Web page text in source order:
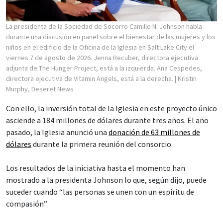
La presidenta de la Sociedad de Socorro Camille N. Johnson habla
durante una discusión en panel sobre el bienestar de las mujeres y los
niños en el edificio de la Oficina de la Iglesia en Salt Lake City el
viernes 7 de agosto de 2026. Jenna Recuber, directora ejecutiva
adjunta de The Hunger Project, está a la izquierda. Ana Cespedes,
directora ejecutiva de Vitamin Angels, está a la derecha. | Kristin
Murphy, Deseret News
Con ello, la inversión total de la Iglesia en este proyecto único
asciende a 184 millones de dólares durante tres años. El año
pasado, la Iglesia anunció una donación de 63 millones de
dólares durante la primera reunión del consorcio.
Los resultados de la iniciativa hasta el momento han
mostrado a la presidenta Johnson lo que, según dijo, puede
suceder cuando “las personas se unen con un espíritu de
compasión”.